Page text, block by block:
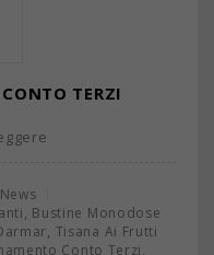
TERZI
News
, Bustine Monodose
, Tisana Ai Frutti
Conto Terzi,